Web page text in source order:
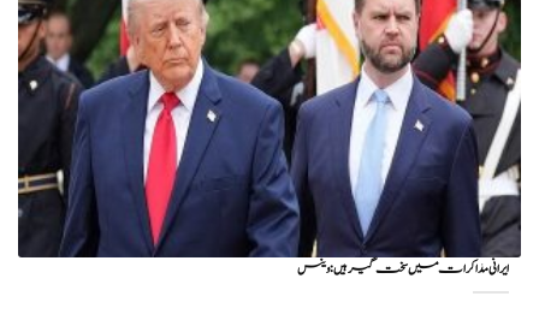
ایرانی مذاکرات میں سخت گیر ہیں: وینس